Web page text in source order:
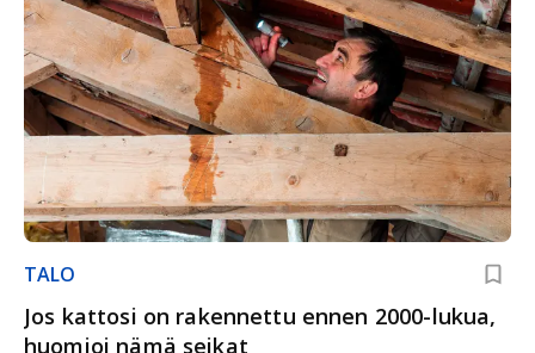
TALO
Jos kattosi on rakennettu ennen 2000-lukua,
huomioi nämä seikat